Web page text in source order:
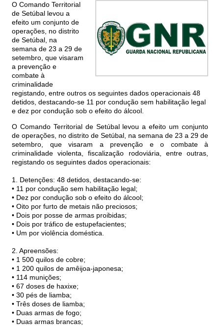
O Comando Territorial
de Setúbal levou a
efeito um conjunto de
operações, no distrito
de Setúbal, na
semana de 23 a 29 de
setembro, que visaram
a prevenção e
combate à
criminalidade
registando, entre outros os seguintes dados operacionais 48
detidos, destacando-se 11 por condução sem habilitação legal
e dez por condução sob o efeito do álcool.
O Comando Territorial de Setúbal levou a efeito um conjunto
de operações, no distrito de Setúbal, na semana de 23 a 29 de
setembro, que visaram a prevenção e o combate à
criminalidade violenta, fiscalização rodoviária, entre outras,
registando os seguintes dados operacionais:
1. Detenções: 48 detidos, destacando-se:
• 11 por condução sem habilitação legal;
• Dez por condução sob o efeito do álcool;
• Oito por furto de metais não preciosos;
• Dois por posse de armas proibidas;
• Dois por tráfico de estupefacientes;
• Um por violência doméstica.
2. Apreensões:
• 1 500 quilos de cobre;
• 1 200 quilos de amêijoa-japonesa;
• 114 munições;
• 67 doses de haxixe;
• 30 pés de liamba;
• Três doses de liamba;
• Duas armas de fogo;
• Duas armas brancas;